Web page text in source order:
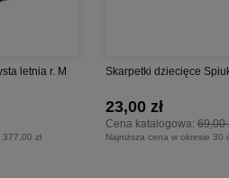
letnia r. M
377,00 zł
Skarpetki dziecięce
Cena katalogowa: 69,00
23,00 zł
Najniższa cena w okresie 30